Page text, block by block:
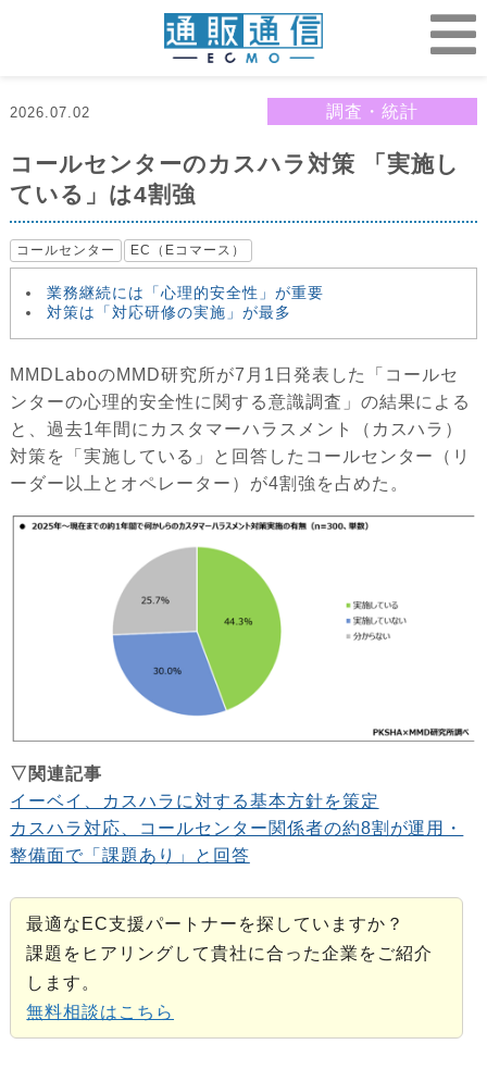
2026.07.02 調査・統計
コールセンターのカスハラ対策 「実施し
ている」は4割強
コールセンター EC（Eコマース）
業務継続には「心理的安全性」が重要
対策は「対応研修の実施」が最多
MMDLaboのMMD研究所が7月1日発表した「コールセ
ンターの心理的安全性に関する意識調査」の結果による
と、過去1年間にカスタマーハラスメント（カスハラ）
対策を「実施している」と回答したコールセンター（リ
ーダー以上とオペレーター）が4割強を占めた。
▽関連記事
イーベイ、カスハラに対する基本方針を策定
カスハラ対応、コールセンター関係者の約8割が運用・
整備面で「課題あり」と回答
最適なEC支援パートナーを探していますか？
課題をヒアリングして貴社に合った企業をご紹介
します。
無料相談はこちら